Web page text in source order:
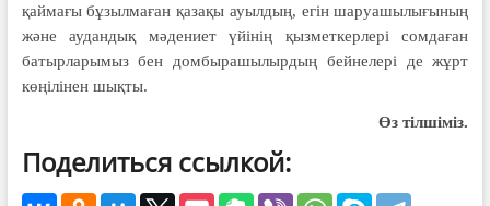
қаймағы бұзылмаған қазақы ауылдың, егін шаруашылығының
және аудандық мәдениет үйінің қызметкерлері сомдаған
батырларымыз бен домбырашылырдың бейнелері де жұрт
көңілінен шықты.
Өз тілшіміз.
Поделиться ссылкой: